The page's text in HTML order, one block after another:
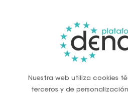
como refugio en momentos
El salvavidas en caso
lucha contra el "no se
El BCE subraya un papel del
Nuestra web utiliza cookies
terceros y de